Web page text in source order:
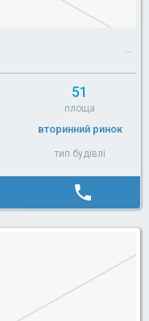
51
площа
вторинний ринок
тип будівлі